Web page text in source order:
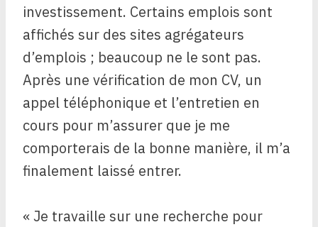
investissement. Certains emplois sont
affichés sur des sites agrégateurs
d’emplois ; beaucoup ne le sont pas.
Après une vérification de mon CV, un
appel téléphonique et l’entretien en
cours pour m’assurer que je me
comporterais de la bonne manière, il m’a
finalement laissé entrer.
« Je travaille sur une recherche pour